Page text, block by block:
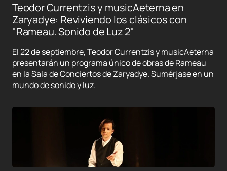
Teodor Currentzis y musicAeterna en
Zaryadye: Reviviendo los clásicos con
"Rameau. Sonido de Luz 2"
El 22 de septiembre, Teodor Currentzis y musicAeterna
presentarán un programa único de obras de Rameau
en la Sala de Conciertos de Zaryadye. Sumérjase en un
mundo de sonido y luz.